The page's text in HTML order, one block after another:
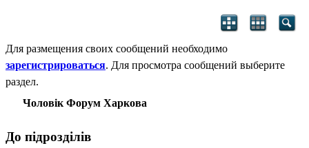
Для размещения своих сообщений необходимо
зарегистрироваться. Для просмотра сообщений выберите
раздел.
Чоловік Форум Харкова
До підрозділів